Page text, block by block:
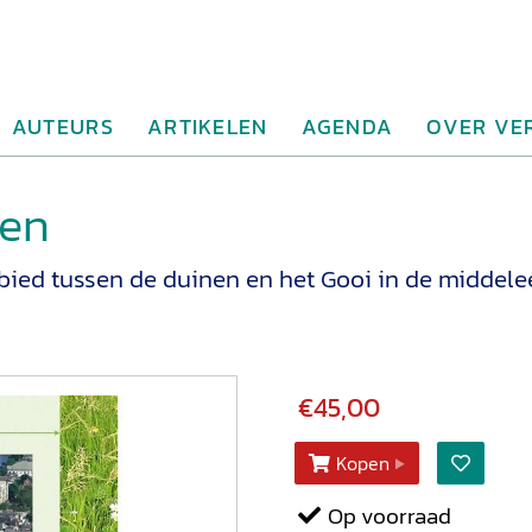
AUTEURS ARTIKELEN AGENDA OVER
tussen de duinen en het Gooi in de
€45,00
Kopen
Op voorraad